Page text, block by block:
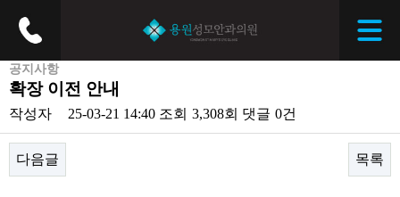
공지사항
확장 이전 안내
작성자 25-03-21 14:40 조회 3,308회 댓글 0건
다음글 목록